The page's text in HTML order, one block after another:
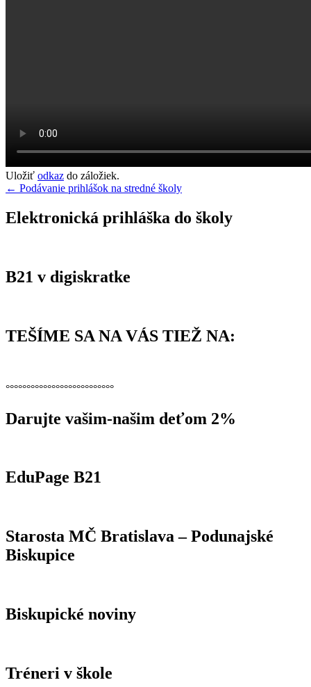
Uložiť odkaz do záložiek.
Navigácia
v
článku
← Podávanie prihlášok na stredné školy
Elektronická prihláška do školy
B21 v digiskratke
TEŠÍME SA NA VÁS TIEŽ NA:
°°°°°°°°°°°°°°°°°°°°°°°°°°
Darujte vašim-našim deťom 2%
EduPage B21
Starosta MČ Bratislava – Podunajské
Biskupice
Biskupické noviny
Tréneri v škole